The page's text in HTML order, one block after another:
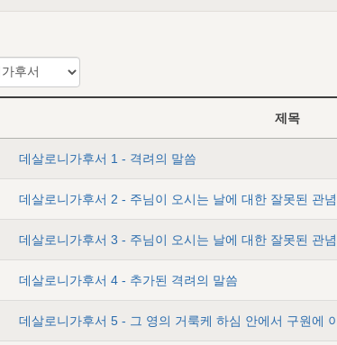
제목
데살로니가후서 1 - 격려의 말씀
데살로니가후서 4 - 추가된 격려의 말씀